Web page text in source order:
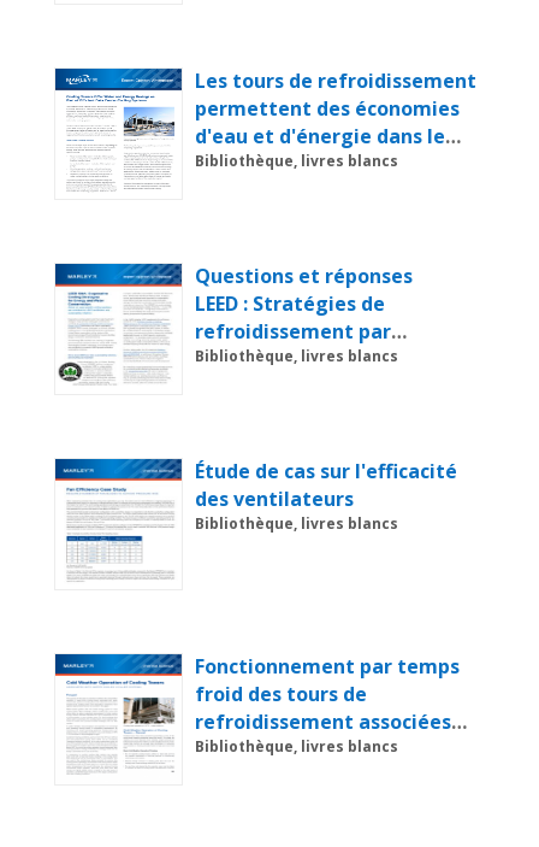
LLC
Les tours de refroidissement
permettent des économies
d'eau et d'énergie dans le
cadre de systèmes de
Bibliothèque, livres blancs
Questions et réponses
LEED : Stratégies de
refroidissement par
évaporation pour la
Bibliothèque, livres blancs
Étude de cas sur l'efficacité
des ventilateurs
Bibliothèque, livres blancs
Fonctionnement par temps
froid des tours de
refroidissement associées
aux systèmes de
Bibliothèque, livres blancs